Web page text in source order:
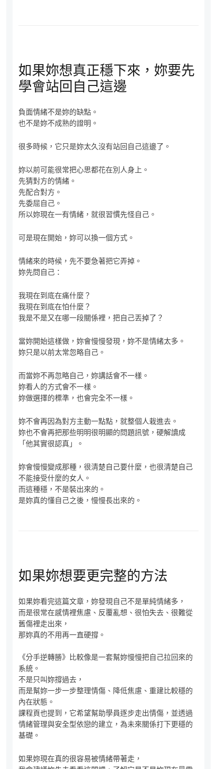
如果妳想真正穩下來，妳要先
學會站回自己這邊
負面情緒不是妳的缺點。
也不是妳不成熟的證明。
很多時候，它只是妳太久沒有站回自己這邊了。
妳以前可能很常把心思都花在別人身上。
先猜對方的情緒。
先配合對方。
先委屈自己。
所以妳現在一有情緒，就很習慣先怪自己。
可是現在開始，妳可以換一個方式。
情緒來的時候，先不要急著把它弄掉。
妳先問自己：
我現在到底在痛什麼？
我現在到底在怕什麼？
我是不是又在哪一段關係裡，把自己丟掉了？
當妳開始這樣做，妳會慢慢發現，妳不是情緒太多。
妳只是以前太常忽略自己。
而當妳不再忽略自己，妳講話會不一樣。
妳看人的方式會不一樣。
妳做選擇的標準，也會完全不一樣。
妳不會再因為對方主動一點點，就整個人栽進去。
妳也不會再把那些明明很明顯的問題訊號，硬解讀成
「他其實很認真」。
妳會慢慢變成那種，很清楚自己要什麼，也很清楚自己
不能接受什麼的女人。
而這種穩，不是裝出來的。
是妳真的懂自己之後，慢慢長出來的。
如果妳想要更完整的方法
如果妳看完這篇文章，妳發現自己不是單純情緒多，
而是很常在感情裡焦慮、反覆亂想、很怕失去、很難從
舊傷裡走出來，
那妳真的不用再一直硬撐。
《分手逆轉勝》比較像是一套幫妳慢慢把自己拉回來的
系統。
不是只叫妳撐過去，
而是幫妳一步一步整理情傷、降低焦慮、重建比較穩的
內在狀態。
課程頁也提到，它希望幫助學員逐步走出情傷，並透過
情緒管理與安全型依戀的建立，為未來關係打下更穩的
基礎。
如果妳現在真的很容易被情緒帶著走，